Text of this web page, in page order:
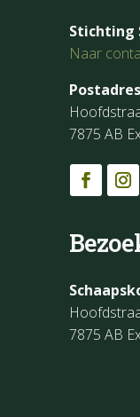
Stichting
Naar
7875 AB
7875 AB